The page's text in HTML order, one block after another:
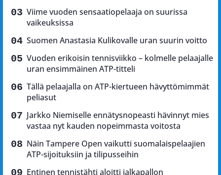
Viime vuoden sensaatiopelaaja on suurissa
vaikeuksissa
Suomen Anastasia Kulikovalle uran suurin voitto
Vuoden erikoisin tennisviikko – kolmelle pelaajalle
uran ensimmäinen ATP-titteli
Tällä pelaajalla on ATP-kiertueen hävyttömimmät
peliasut
Jarkko Niemiselle ennätysnopeasti hävinnyt mies
vastaa nyt kauden nopeimmasta voitosta
Näin Tampere Open vaikutti suomalaispelaajien
ATP-sijoituksiin ja tilipusseihin
Entinen tennistähti aloitti jalkapallon